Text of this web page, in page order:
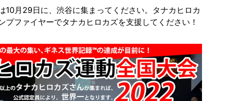
10月29日に、渋谷に集まってください。タナカヒロカ
プファイヤーでタナカヒロカズを支援してください！